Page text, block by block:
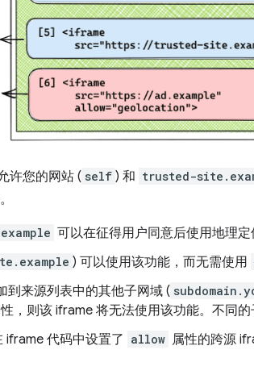
许您的网站 ( self ) 和 trusted-
可以在征得用户同意后使用地理定
) 可以使用该功能，而无需使用
到来源列表中的其他子网域 (
，则该 iframe 将无法使用该功能。不同的
iframe 代码中设置了 allow 属性的跨源